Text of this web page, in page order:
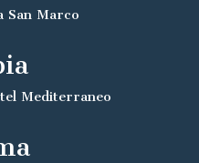
San Marco
Mediterraneo